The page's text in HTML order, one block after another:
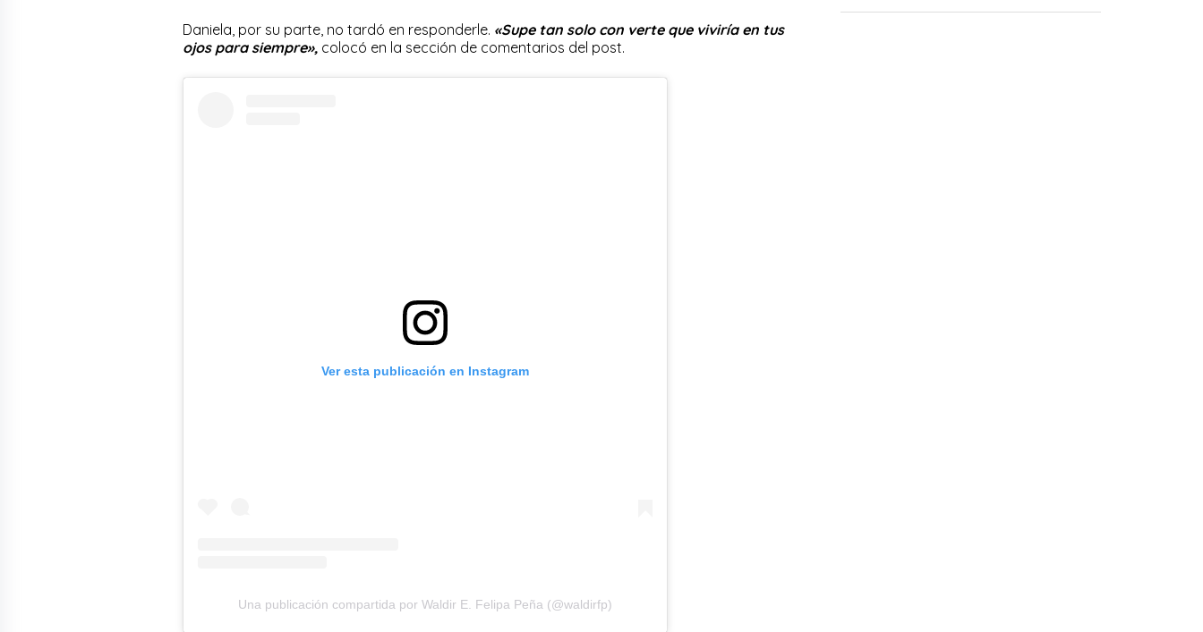
Daniela, por su parte, no tardó en responderle. «Supe tan solo con verte que viviría en tus
ojos para siempre», colocó en la sección de comentarios del post.
Ver esta publicación en Instagram
Una publicación compartida por Waldir E. Felipa Peña (@waldirfp)